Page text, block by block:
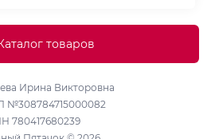
и обработки
товаров
Ирина Викторовна
780417680239